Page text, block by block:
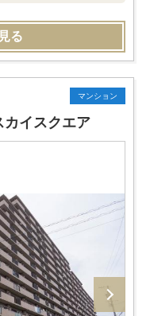
る
マンション
カイスクエア